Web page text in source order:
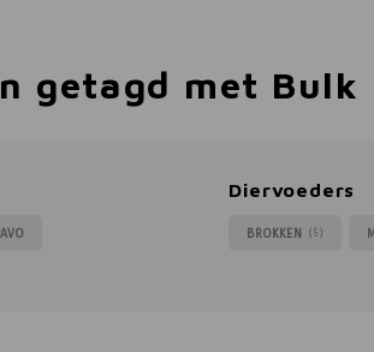
getagd met Bulk
Diervoeders
BROKKEN (5)